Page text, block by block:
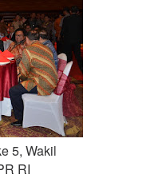
5, Wakil
RI